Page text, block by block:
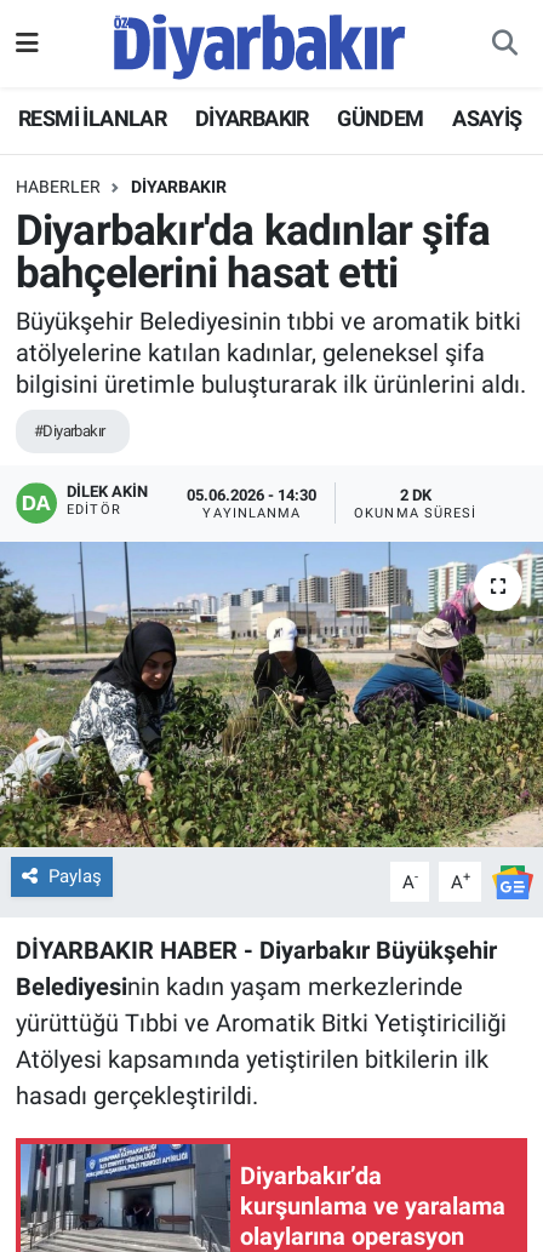
RESMİ İLANLAR DİYARBAKIR GÜNDEM ASAYİŞ
HABERLER DİYARBAKIR
Diyarbakır'da kadınlar şifa
bahçelerini hasat etti
Büyükşehir Belediyesinin tıbbi ve aromatik bitki
atölyelerine katılan kadınlar, geleneksel şifa
bilgisini üretimle buluşturarak ilk ürünlerini aldı.
#Diyarbakır
DİLEK AKİN
EDITÖR
05.06.2026 - 14:30
YAYINLANMA
2 DK
OKUNMA SÜRESI
Paylaş A- A+
DİYARBAKIR HABER - Diyarbakır Büyükşehir
Belediyesinin kadın yaşam merkezlerinde
yürüttüğü Tıbbi ve Aromatik Bitki Yetiştiriciliği
Atölyesi kapsamında yetiştirilen bitkilerin ilk
hasadı gerçekleştirildi.
Diyarbakır’da
kurşunlama ve yaralama
olaylarına operasyon
ASAYİŞ
DİYARBAKIR
EKONOMİ
GÜNDEM
BÖLGE
KÜLTÜR SANAT
EĞİTİM
ÖZEL HABER
POLİTİKA
SAĞLIK
SPOR
TEKNOLOJİ
Hava Durumu
Namaz Vakitleri
Trafik Durumu
Süper Lig Puan Durumu ve Fikstür
Tüm Manşetler